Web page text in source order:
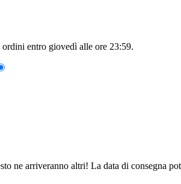
ordini entro giovedì alle ore 23:59.
ne arriveranno altri! La data di consegna